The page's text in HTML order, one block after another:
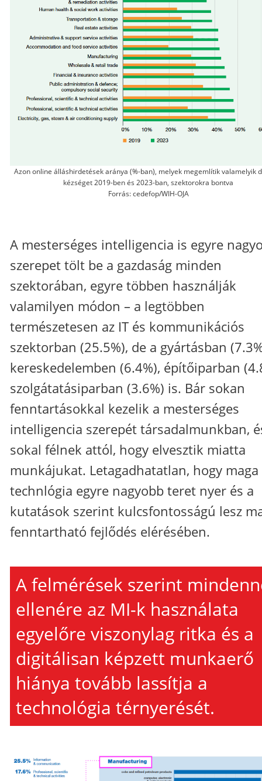
Azon online álláshirdetések aránya (%-ban), melyek megemlítik valamelyik
kézséget 2019-ben és 2023-ban, szektorokra bontva
Forrás: cedefop/WIH-OJA
A mesterséges intelligencia is egyre
szerepet tölt be a gazdaság minden
szektorában, egyre többen használják
valamilyen módon – a legtöbben
természetesen az IT és kommunikációs
szektorban (25.5%), de a gyártásban
kereskedelemben (6.4%), építőiparban
szolgátatásiparban (3.6%) is. Bár sokan
fenntartásokkal kezelik a mesterséges
intelligencia szerepét társadalmunkban,
sokal félnek attól, hogy elvesztik miatta
munkájukat. Letagadhatatlan, hogy maga
technlógia egyre nagyobb teret nyer és a
kutatások szerint kulcsfontosságú lesz
fenntartható fejlődés elérésében.
A felmérések szerint
ellenére az MI-k használata
egyelőre viszonylag ritka és a
digitálisan képzett munkaerő
hiánya tovább lassítja a
technológia térnyerését.